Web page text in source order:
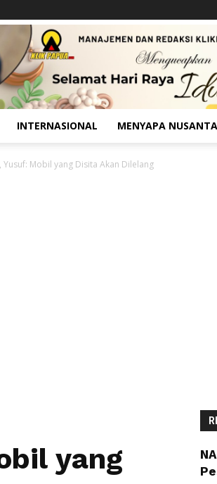
INTERNASIONAL MENYAPA
Mobil yang Disita Akan Dilelang
yang